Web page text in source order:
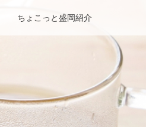
ちょこっと盛岡紹介